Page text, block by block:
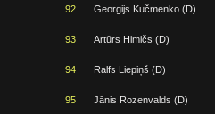
92 Georgijs Kučmenko (D)
93 Artūrs Himičs (D)
94 Ralfs Liepiņš (D)
95 Jānis Rozenvalds (D)